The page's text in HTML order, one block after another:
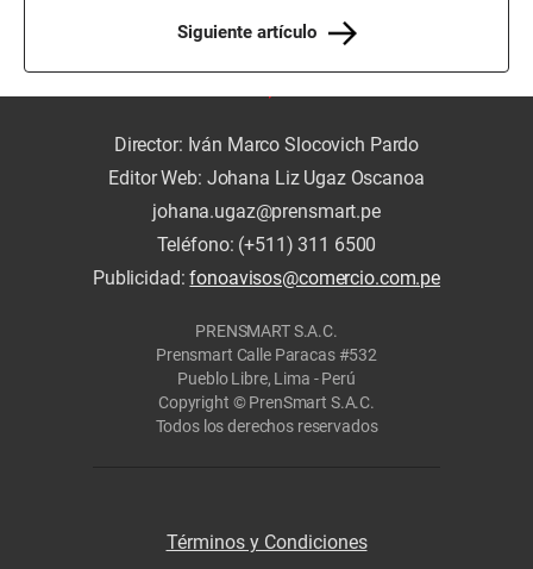
Siguiente artículo
Director: Iván Marco Slocovich Pardo
Editor Web: Johana Liz Ugaz Oscanoa
johana.ugaz@prensmart.pe
Teléfono: (+511) 311 6500
Publicidad:fonoavisos@comercio.com.pe
PRENSMART S.A.C.
Prensmart Calle Paracas #532
Pueblo Libre, Lima - Perú
Copyright © PrenSmart S.A.C.
Todos los derechos reservados
Términos y Condiciones